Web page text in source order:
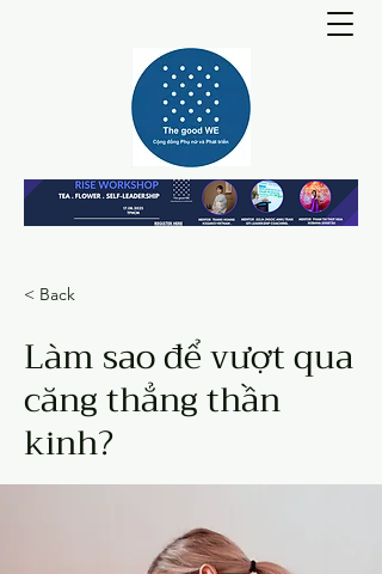
< Back
Làm sao để vượt qua
căng thẳng thần
kinh?